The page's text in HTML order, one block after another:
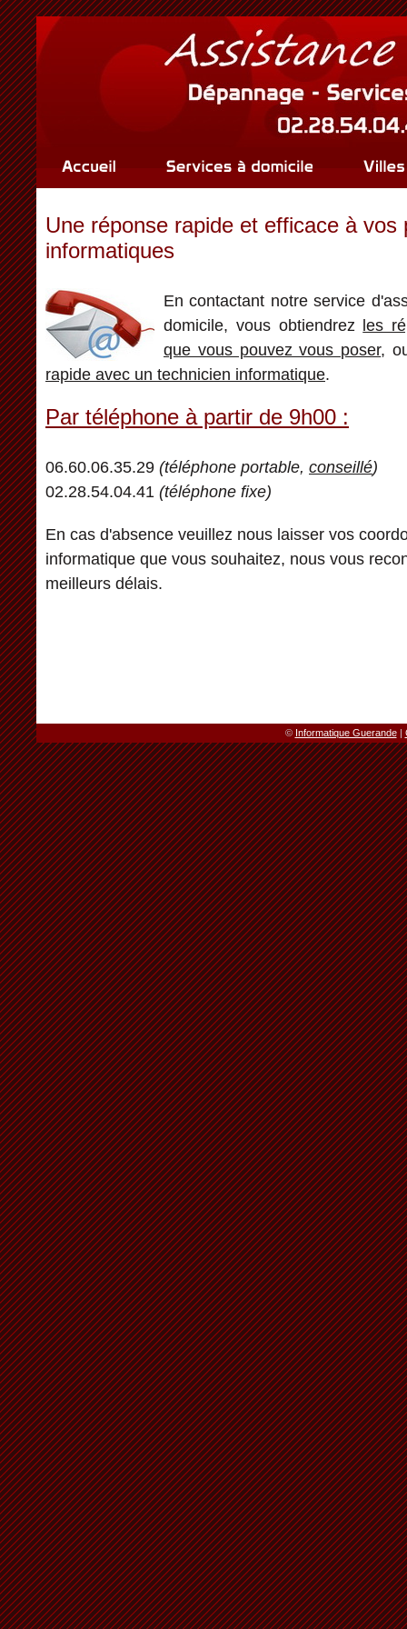
Une réponse rapide et efficace à vos
informatiques
En contactant notre service
domicile, vous obtiendrez les
que vous pouvez vous poser,
rapide avec un technicien informatique.
Par téléphone à partir de 9h00 :
06.60.06.35.29 (téléphone portable, conseillé)
02.28.54.04.41 (téléphone fixe)
En cas d'absence veuillez nous laisser vos
informatique que vous souhaitez, nous vous
meilleurs délais.
© Informatique Guerande|